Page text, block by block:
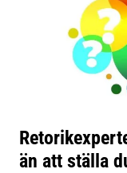
än att ställa